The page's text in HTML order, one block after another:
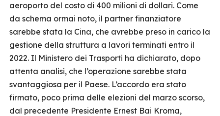
aeroporto del costo di 400 milioni di dollari. Come
da schema ormai noto, il partner finanziatore
sarebbe stata la Cina, che avrebbe preso in carico la
gestione della struttura a lavori terminati entro il
2022. Il Ministero dei Trasporti ha dichiarato, dopo
attenta analisi, che l’operazione sarebbe stata
svantaggiosa per il Paese. L’accordo era stato
firmato, poco prima delle elezioni del marzo scorso,
dal precedente Presidente Ernest Bai Kroma,